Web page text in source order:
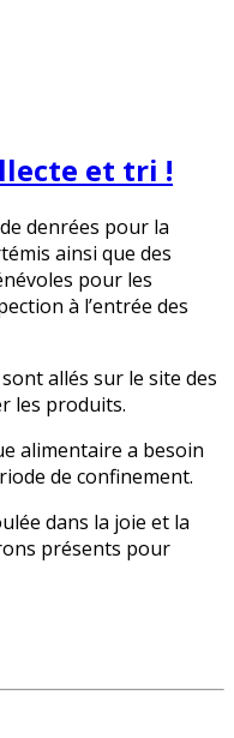
et tri !
denrées pour la
ainsi que des
pour les
à l’entrée des
allés sur le site des
les produits.
alimentaire a besoin
de confinement.
dans la joie et la
présents pour